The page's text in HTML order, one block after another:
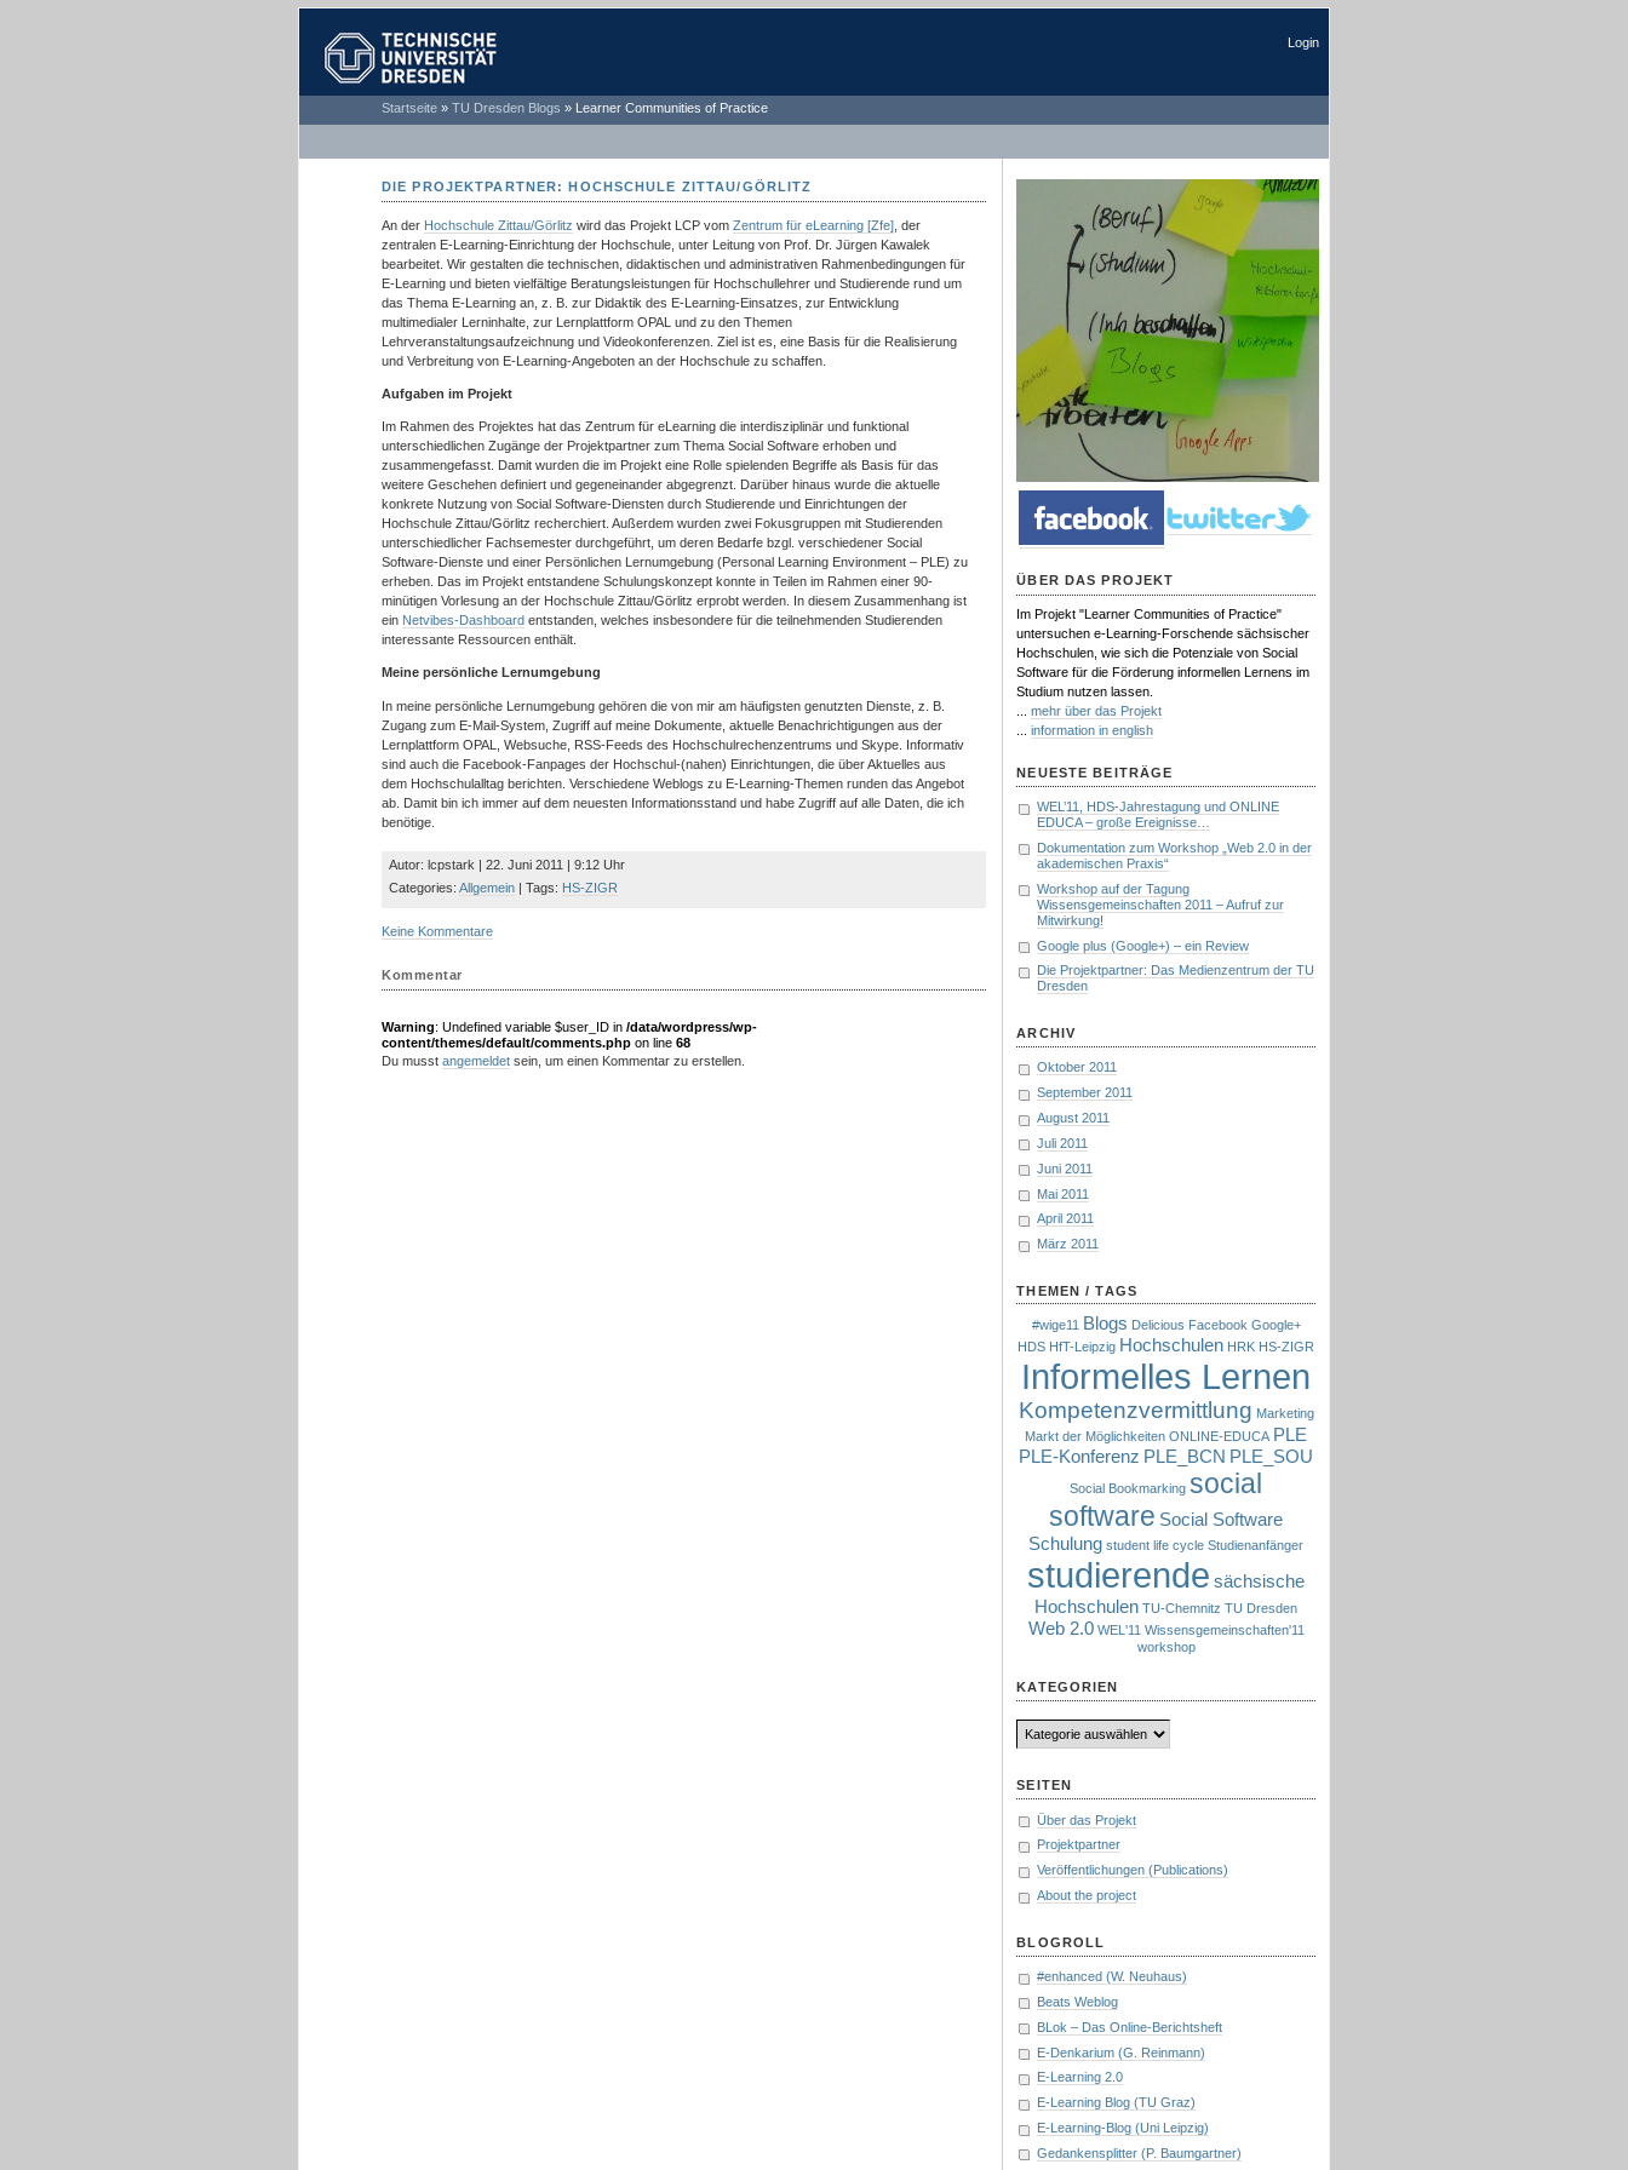
TECHNISCHE
UNIVERSITÄT
Login
Startseite » TU Dresden Blogs » Learner Communities of Practice
ÜBER DAS PROJEKT
Im Projekt "Learner Communities of Practice"
untersuchen e-Learning-Forschende sächsischer
Hochschulen, wie sich die Potenziale von Social
Software für die Förderung informellen Lernens im
Studium nutzen lassen.
...mehr über das Projekt
...information in english
NEUESTE BEITRÄGE
WEL’11, HDS-Jahrestagung und ONLINE
EDUCA – große Ereignisse…
Dokumentation zum Workshop „Web 2.0 in der
akademischen Praxis“
Workshop auf der Tagung
Wissensgemeinschaften 2011 – Aufruf zur
Mitwirkung!
Google plus (Google+) – ein Review
Die Projektpartner: Das Medienzentrum der TU
Dresden
ARCHIV
Oktober 2011
September 2011
August 2011
Juli 2011
Juni 2011
Mai 2011
April 2011
März 2011
THEMEN / TAGS
#wige11 Blogs Delicious Facebook Google+
HDS HfT-Leipzig Hochschulen HRK HS-ZIGR
Informelles Lernen
Kompetenzvermittlung Marketing
Markt der Möglichkeiten ONLINE-EDUCA PLE
PLE-Konferenz PLE_BCN PLE_SOU
Social Bookmarking social
software Social Software
Schulung student life cycle Studienanfänger
studierende sächsische
Hochschulen TU-Chemnitz TU Dresden
Web 2.0 WEL'11 Wissensgemeinschaften'11
workshop
KATEGORIEN
Kategorien
SEITEN
Über das Projekt
Projektpartner
Veröffentlichungen (Publications)
About the project
BLOGROLL
#enhanced (W. Neuhaus)
Beats Weblog
BLok – Das Online-Berichtsheft
E-Denkarium (G. Reinmann)
E-Learning 2.0
E-Learning Blog (TU Graz)
E-Learning-Blog (Uni Leipzig)
Gedankensplitter (P. Baumgartner)
DIE PROJEKTPARTNER: HOCHSCHULE ZITTAU/GÖRLITZ
An der Hochschule Zittau/Görlitz wird das Projekt LCP vom Zentrum für eLearning [Zfe] , der
zentralen E-Learning-Einrichtung der Hochschule, unter Leitung von Prof. Dr. Jürgen Kawalek
bearbeitet. Wir gestalten die technischen, didaktischen und administrativen Rahmenbedingungen für
E-Learning und bieten vielfältige Beratungsleistungen für Hochschullehrer und Studierende rund um
das Thema E-Learning an, z. B. zur Didaktik des E-Learning-Einsatzes, zur Entwicklung
multimedialer Lerninhalte, zur Lernplattform OPAL und zu den Themen
Lehrveranstaltungsaufzeichnung und Videokonferenzen. Ziel ist es, eine Basis für die Realisierung
und Verbreitung von E-Learning-Angeboten an der Hochschule zu schaffen.
Aufgaben im Projekt
Im Rahmen des Projektes hat das Zentrum für eLearning die interdisziplinär und funktional
unterschiedlichen Zugänge der Projektpartner zum Thema Social Software erhoben und
zusammengefasst. Damit wurden die im Projekt eine Rolle spielenden Begriffe als Basis für das
weitere Geschehen definiert und gegeneinander abgegrenzt. Darüber hinaus wurde die aktuelle
konkrete Nutzung von Social Software-Diensten durch Studierende und Einrichtungen der
Hochschule Zittau/Görlitz recherchiert. Außerdem wurden zwei Fokusgruppen mit Studierenden
unterschiedlicher Fachsemester durchgeführt, um deren Bedarfe bzgl. verschiedener Social
Software-Dienste und einer Persönlichen Lernumgebung (Personal Learning Environment – PLE) zu
erheben. Das im Projekt entstandene Schulungskonzept konnte in Teilen im Rahmen einer 90-
minütigen Vorlesung an der Hochschule Zittau/Görlitz erprobt werden. In diesem Zusammenhang ist
ein Netvibes-Dashboard entstanden, welches insbesondere für die teilnehmenden Studierenden
interessante Ressourcen enthält.
Meine persönliche Lernumgebung
In meine persönliche Lernumgebung gehören die von mir am häufigsten genutzten Dienste, z. B.
Zugang zum E-Mail-System, Zugriff auf meine Dokumente, aktuelle Benachrichtigungen aus der
Lernplattform OPAL, Websuche, RSS-Feeds des Hochschulrechenzentrums und Skype. Informativ
sind auch die Facebook-Fanpages der Hochschul-(nahen) Einrichtungen, die über Aktuelles aus
dem Hochschulalltag berichten. Verschiedene Weblogs zu E-Learning-Themen runden das Angebot
ab. Damit bin ich immer auf dem neuesten Informationsstand und habe Zugriff auf alle Daten, die ich
benötige.
Autor: lcpstark | 22. Juni 2011 | 9:12 Uhr
Categories:Allgemein | Tags: HS-ZIGR
Keine Kommentare
Kommentar
Warning: Undefined variable $user_ID in /data/wordpress/wp-
content/themes/default/comments.php on line 68
Du musst angemeldet sein, um einen Kommentar zu erstellen.